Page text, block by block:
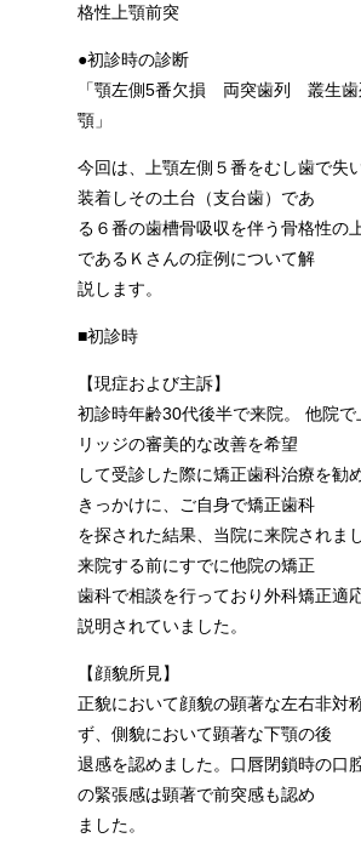
格性上顎前突
●初診時の診断
「顎左側5番欠損 両突歯列 叢生
顎」
今回は、上顎左側５番をむし歯で失
装着しその土台（支台歯）であ
る６番の歯槽骨吸収を伴う骨格性の
であるＫさんの症例について解
説します。
■初診時
【現症および主訴】
初診時年齢30代後半で来院。 他院
リッジの審美的な改善を希望
して受診した際に矯正歯科治療を勧
きっかけに、ご自身で矯正歯科
を探された結果、当院に来院されま
来院する前にすでに他院の矯正
歯科で相談を行っており外科矯正適
説明されていました。
【顔貌所見】
正貌において顔貌の顕著な左右非対
ず、側貌において顕著な下顎の後
退感を認めました。口唇閉鎖時の口
の緊張感は顕著で前突感も認め
ました。